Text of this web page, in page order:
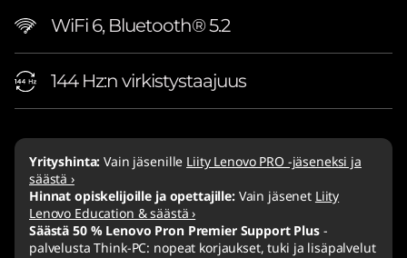
WiFi 6, Bluetooth® 5.2
144 Hz:n virkistystaajuus
Yrityshinta:Vain jäsenille Liity Lenovo PRO -jäseneksi ja
säästä ›
Hinnat opiskelijoille ja opettajille: Vain jäsenet Liity
Lenovo Education & säästä ›
Säästä 50 % Lenovo Pron Premier Support Plus-
palvelusta Think-PC: nopeat korjaukset, tuki ja lisäpalvelut